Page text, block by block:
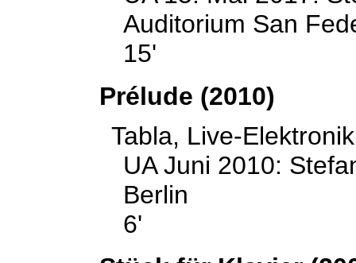
Auditorium San
15'
Prélude (2010)
Tabla, Live-
UA Juni 2010:
Berlin
6'